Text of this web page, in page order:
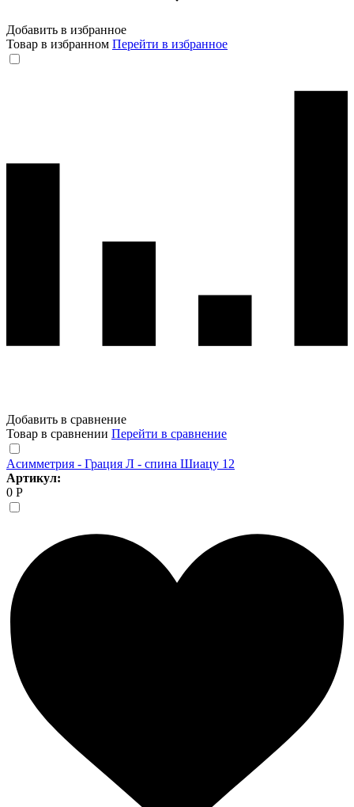
Добавить в избранное
Товар в избранном Перейти в избранное
Добавить в сравнение
Товар в сравнении Перейти в сравнение
Асимметрия - Грация Л - спина Шиацу 12
Артикул:
0 Р